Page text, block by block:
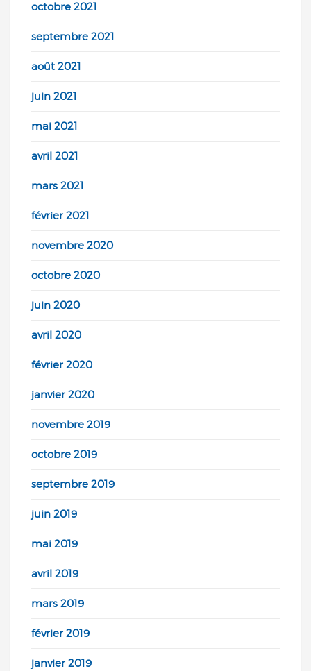
octobre 2021
septembre 2021
août 2021
juin 2021
mai 2021
avril 2021
mars 2021
février 2021
novembre 2020
octobre 2020
juin 2020
avril 2020
février 2020
janvier 2020
novembre 2019
octobre 2019
septembre 2019
juin 2019
mai 2019
avril 2019
mars 2019
février 2019
janvier 2019